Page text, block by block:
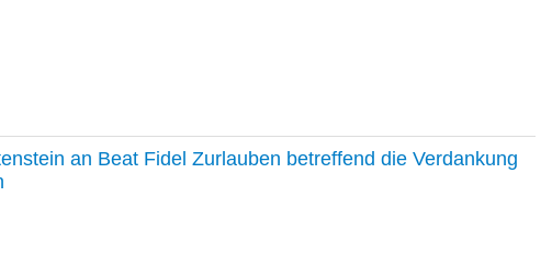
an Beat Fidel Zurlauben betreffend die Verdankung